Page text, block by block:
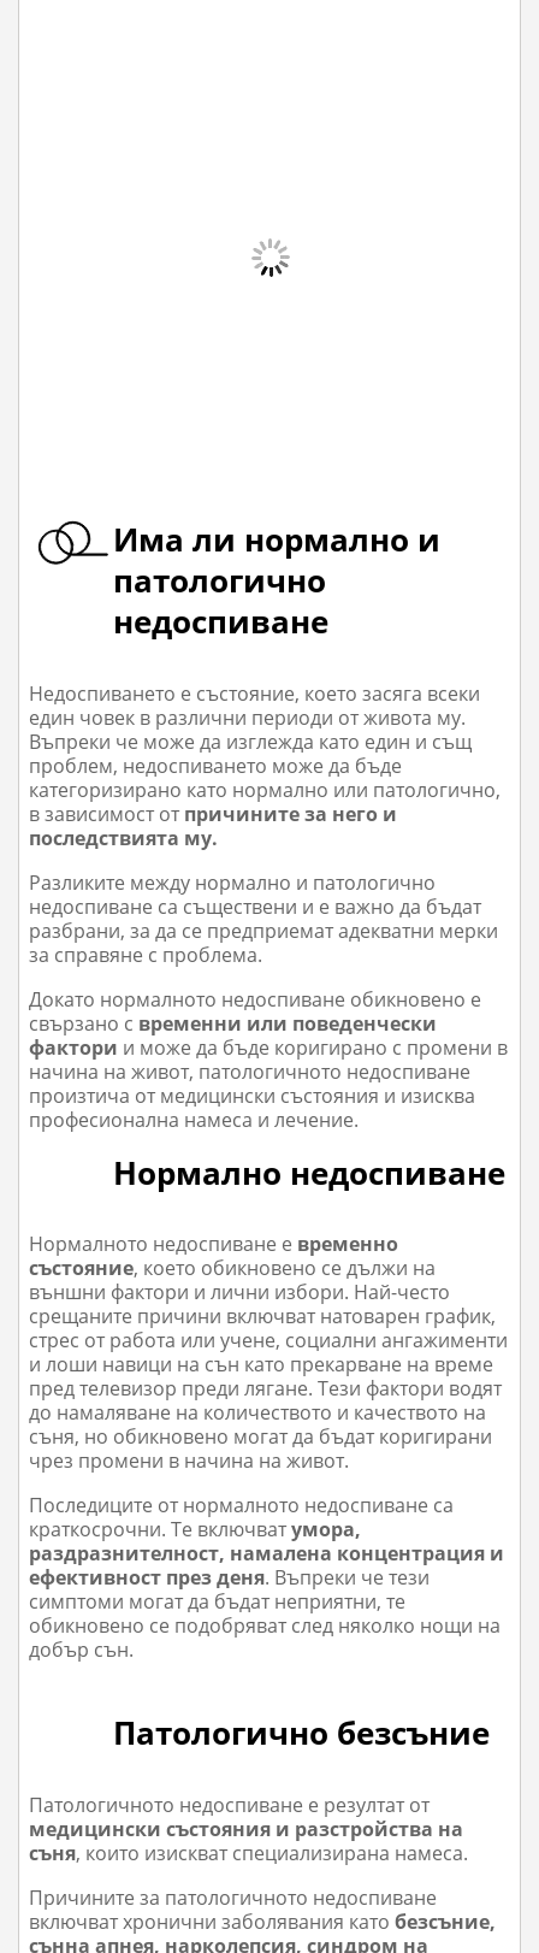
Има ли нормално и
патологично
недоспиване
Недоспиването е състояние, което засяга всеки
един човек в различни периоди от живота му.
Въпреки че може да изглежда като един и същ
проблем, недоспиването може да бъде
категоризирано като нормално или патологично,
в зависимост отпричините за него и
последствията му.
Разликите между нормално и патологично
недоспиване са съществени и е важно да бъдат
разбрани, за да се предприемат адекватни мерки
за справяне с проблема.
Докато нормалното недоспиване обикновено е
свързано с временни или поведенчески
фактори и може да бъде коригирано с промени в
начина на живот, патологичното недоспиване
произтича от медицински състояния и изисква
професионална намеса и лечение.
Нормално недоспиване
Нормалното недоспиване е временно
състояние, което обикновено се дължи на
външни фактори и лични избори. Най-често
срещаните причини включват натоварен график,
стрес от работа или учене, социални ангажименти
и лоши навици на сън като прекарване на време
пред телевизор преди лягане. Тези фактори водят
до намаляване на количеството и качеството на
съня, но обикновено могат да бъдат коригирани
чрез промени в начина на живот.
Последиците от нормалното недоспиване са
краткосрочни. Те включватумора,
раздразнителност, намалена концентрация и
ефективност през деня. Въпреки че тези
симптоми могат да бъдат неприятни, те
обикновено се подобряват след няколко нощи на
добър сън.
Патологично безсъние
Патологичното недоспиване е резултат от
медицински състояния и разстройства на
съня, които изискват специализирана намеса.
Причините за патологичното недоспиване
включват хронични заболявания като безсъние,
сънна апнея, нарколепсия, синдром на